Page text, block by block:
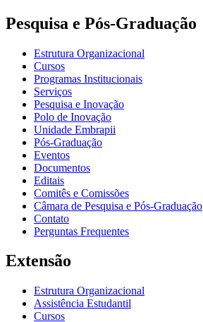
Pesquisa e Pós-Graduação
Estrutura Organizacional
Cursos
Programas Institucionais
Serviços
Pesquisa e Inovação
Polo de Inovação
Unidade Embrapii
Pós-Graduação
Eventos
Documentos
Editais
Comitês e Comissões
Câmara de Pesquisa e Pós-Graduação
Contato
Perguntas Frequentes
Extensão
Estrutura Organizacional
Assistência Estudantil
Cursos